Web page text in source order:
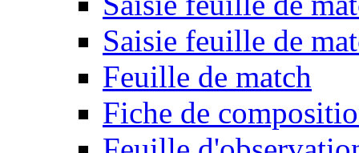
Saisie feuille de
Feuille de match
Fiche de